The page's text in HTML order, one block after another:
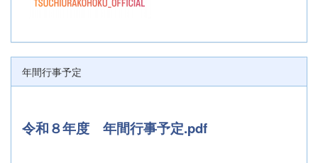
年間行事予定
令和８年度 年間行事予定.pdf